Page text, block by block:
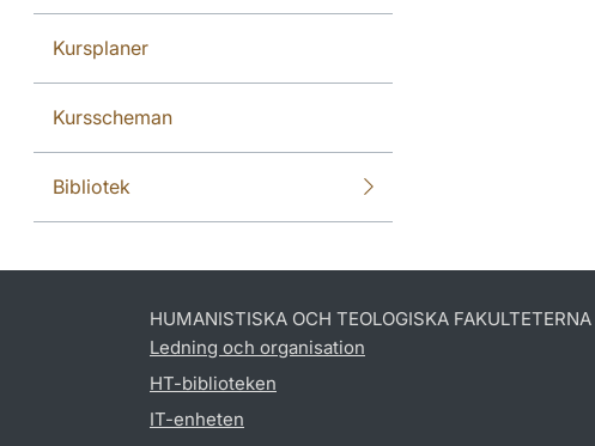
Kursplaner
Kursscheman
Bibliotek
HUMANISTISKA OCH TEOLOGISKA FAKULTETERNA
Ledning och organisation
HT-biblioteken
IT-enheten